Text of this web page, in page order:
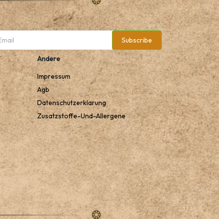
Subscribe
Andere
Impressum
Agb
Datenschutzerklarung
Zusatzstoffe-Und-Allergene